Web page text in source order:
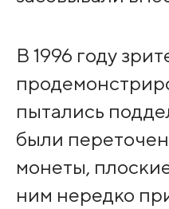
В 1996 году
пытались
были
монеты,
ним нередко